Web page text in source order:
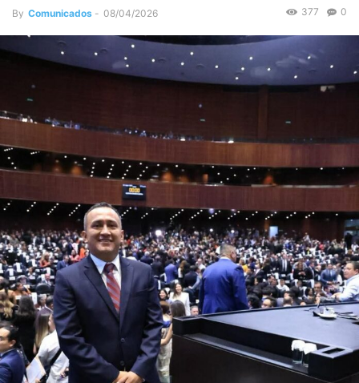
By Comunicados - 08/04/2026 0
377